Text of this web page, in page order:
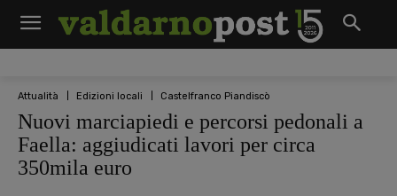
Attualità Edizioni locali Castelfranco Piandiscò
Nuovi marciapiedi e percorsi pedonali a
Faella: aggiudicati lavori per circa
350mila euro